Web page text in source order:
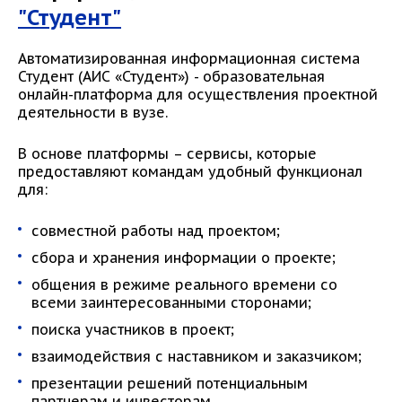
"Студент"
Автоматизированная информационная система
Студент (АИС «Студент») - образовательная
онлайн-платформа для осуществления проектной
деятельности в вузе.
В основе платформы – сервисы, которые
предоставляют командам удобный функционал
для:
совместной работы над проектом;
сбора и хранения информации о проекте;
общения в режиме реального времени со
всеми заинтересованными сторонами;
поиска участников в проект;
взаимодействия с наставником и заказчиком;
презентации решений потенциальным